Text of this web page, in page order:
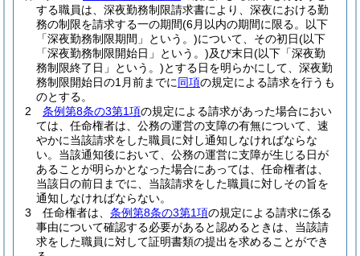
する職員は、深夜勤務制限請求書により、深夜における勤
務の制限を請求する一の期間(6月以内の期間に限る。以下
「深夜勤務制限期間」という。)について、その初日(以下
「深夜勤務制限開始日」という。)及び末日(以下「深夜勤
務制限終了日」という。)とする日を明らかにして、深夜勤
務制限開始日の1月前までに同項の規定による請求を行うも
のとする。
2
条例第8条の3第1項の規定による請求があった場合におい
ては、任命権者は、公務の運営の支障の有無について、速
やかに当該請求をした職員に対し通知しなければならな
い。 当該通知後において、公務の運営に支障が生じる日が
あることが明らかとなった場合にあっては、任命権者は、
当該日の前日までに、当該請求をした職員に対しその旨を
通知しなければならない。
3
任命権者は、 条例第8条の3第1項の規定による請求に係る
事由について確認する必要があると認めるときは、当該請
求をした職員に対して証明書類の提出を求めることができ